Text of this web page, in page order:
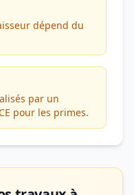
dépend du
par un
pour les primes.